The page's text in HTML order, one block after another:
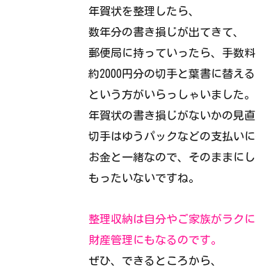
年賀状を整理したら、
数年分の書き損じが出てきて、
郵便局に持っていったら、手数
約2000円分の切手と葉書に替える
という方がいらっしゃいました。
年賀状の書き損じがないかの見
切手はゆうパックなどの支払いに
お金と一緒なので、そのままにし
もったいないですね。
整理収納は自分やご家族がラク
財産管理にもなるのです。
ぜひ、できるところから、